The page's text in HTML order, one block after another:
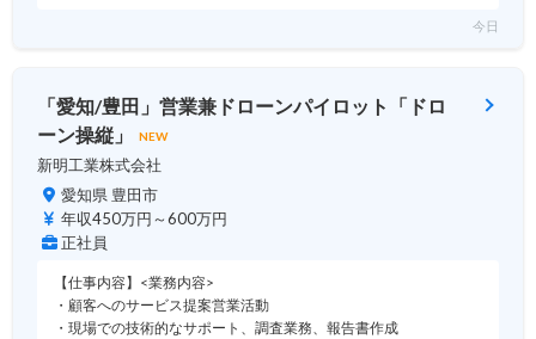
今日
「愛知/豊田」営業兼ドローンパイロット「ドロ
ーン操縦」
NEW
新明工業株式会社
愛知県 豊田市
年収450万円～600万円
正社員
【仕事内容】<業務内容>
・顧客へのサービス提案営業活動
・現場での技術的なサポート、調査業務、報告書作成